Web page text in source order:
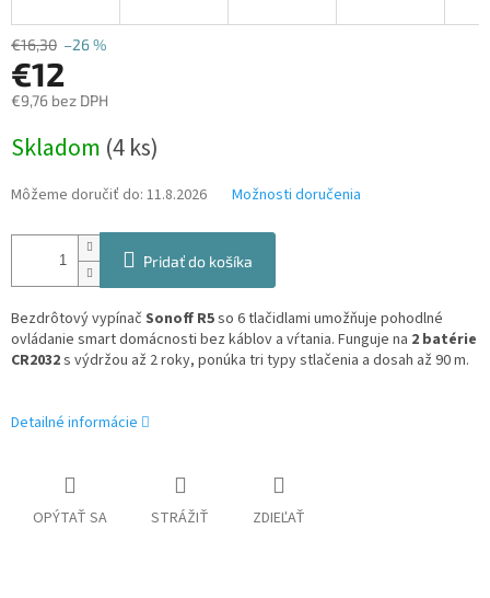
€16,30 –26 %
€12
€9,76 bez DPH
cena:
Skladom (4 ks)
Môžeme doručiť do: 11.8.2026 Možnosti doručenia
Pridať do košíka
Bezdrôtový vypínač Sonoff R5so 6 tlačidlami umožňuje pohodlné
ovládanie smart domácnosti bez káblov a vŕtania. Funguje na 2 batérie
CR2032s výdržou až 2 roky, ponúka tri typy stlačenia a dosah až 90 m.
Detailné informácie
OPÝTAŤ SA STRÁŽIŤ ZDIEĽAŤ